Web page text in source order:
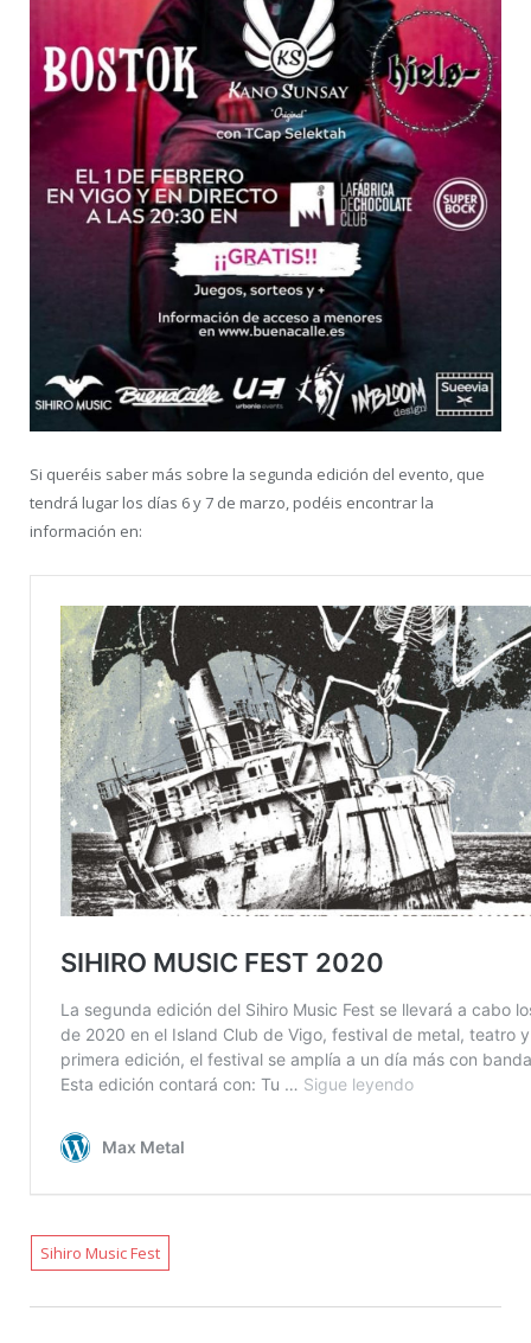
Si queréis saber más sobre la segunda edición del evento, que
tendrá lugar los días 6 y 7 de marzo, podéis encontrar la
información en:
Sihiro Music Fest